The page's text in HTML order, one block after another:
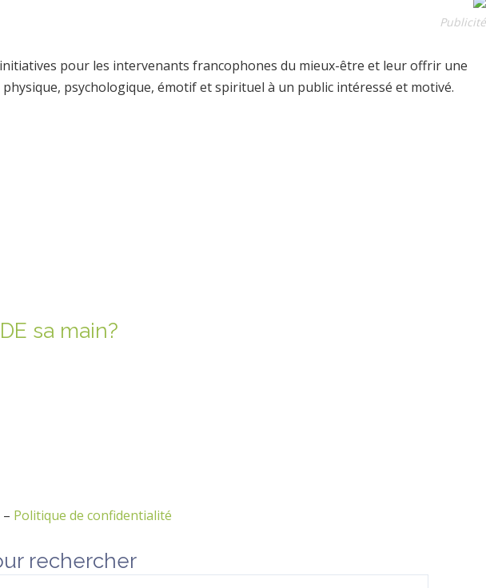
Publicité
pour les intervenants francophones du mieux-être et leur offrir une
psychologique, émotif et spirituel à un public intéressé et motivé.
sa main?
– Politique de confidentialité
rechercher